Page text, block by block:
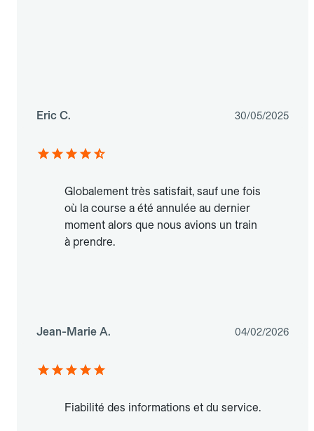
Eric C. 30/05/2025
Globalement très satisfait, sauf une fois
où la course a été annulée au dernier
moment alors que nous avions un train
à prendre.
Jean-Marie A. 04/02/2026
Fiabilité des informations et du service.